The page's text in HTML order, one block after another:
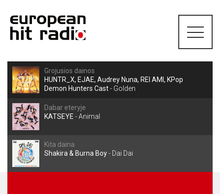
Grojusios dainos
HUNTR_X, EJAE, Audrey Nuna, REI AMI, KPop
Demon Hunters Cast- Golden
Dabar eteryje
KATSEYE -Animal
Kita daina
Shakira & Burna Boy- Dai Dai